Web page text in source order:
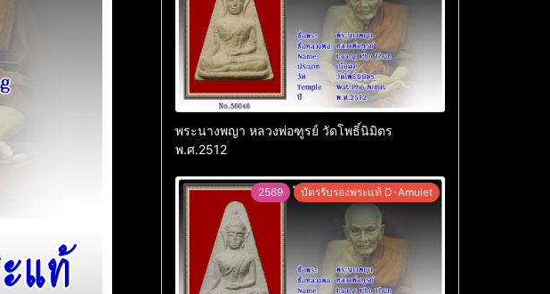
พระนางพญา หลวงพ่อฑูรย์ วัดโพธิ์นิมิตร
พ.ศ.2512
2569 บัตรรับรองพระแท้ D-Amulet